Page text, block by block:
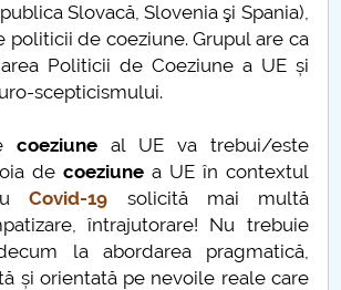
Slovacă, Slovenia şi Spania),
politicii de coeziune. Grupul are ca
Politicii de Coeziune a UE și
scepticismului.
coeziuneal UE va trebui/este
decoeziune a UE în contextul
Covid-19 solicită mai multă
întrajutorare! Nu trebuie
la abordarea pragmatică,
și orientată pe nevoile reale care